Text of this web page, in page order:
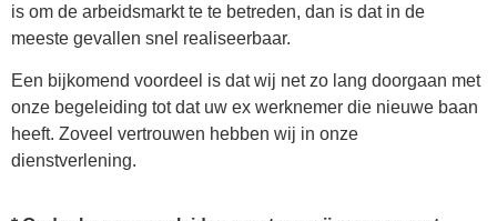
is om de arbeidsmarkt te te betreden, dan is dat in de
meeste gevallen snel realiseerbaar.
Een bijkomend voordeel is dat wij net zo lang doorgaan met
onze begeleiding tot dat uw ex werknemer die nieuwe baan
heeft. Zoveel vertrouwen hebben wij in onze
dienstverlening.